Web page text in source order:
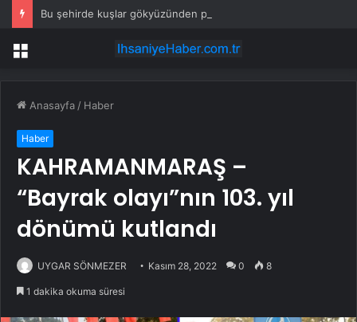
Bu şehirde kuşlar gökyüzünden patır patır düşüyor
Menü
Anasayfa / Haber
Haber
KAHRAMANMARAŞ –
“Bayrak olayı”nın 103. yıl
dönümü kutlandı
UYGAR SÖNMEZER Kasım 28, 2022 0 8
1 dakika okuma süresi